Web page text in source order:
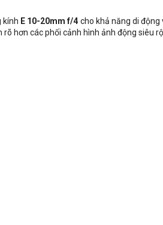
kính E 10-20mm f/4 cho khả năng di
hơn các phối cảnh hình ảnh động siêu